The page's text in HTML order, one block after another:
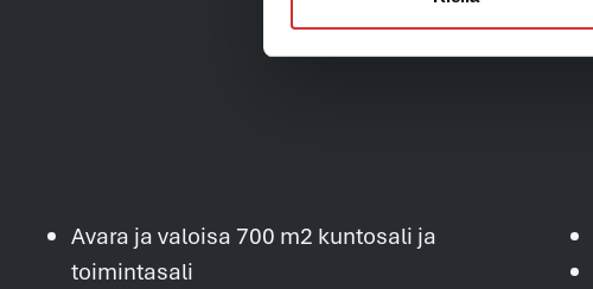
Avara ja valoisa 700 m2 kuntosali ja
toimintasali